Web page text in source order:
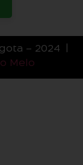
– 2024 |
Melo